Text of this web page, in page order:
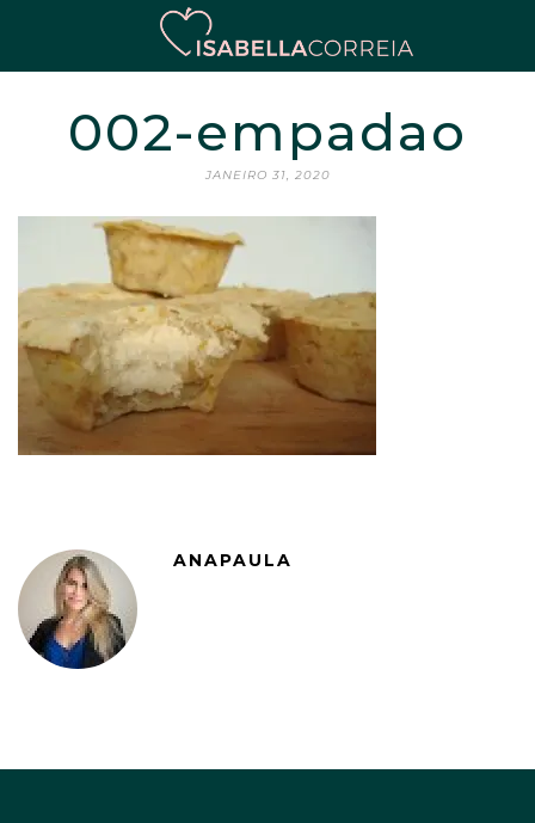
002-empadao
JANEIRO 31, 2020
ANAPAULA